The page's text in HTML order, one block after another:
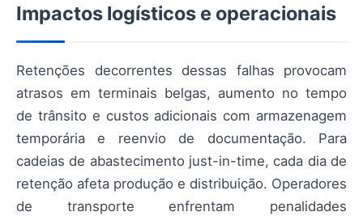
Impactos logísticos e operacionais
Retenções decorrentes dessas falhas provocam
atrasos em terminais belgas, aumento no tempo
de trânsito e custos adicionais com armazenagem
temporária e reenvio de documentação. Para
cadeias de abastecimento just-in-time, cada dia de
retenção afeta produção e distribuição. Operadores
de transporte enfrentam penalidades